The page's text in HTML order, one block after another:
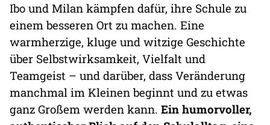
Ibo und Milan kämpfen dafür, ihre Schule zu
einem besseren Ort zu machen. Eine
warmherzige, kluge und witzige Geschichte
über Selbstwirksamkeit, Vielfalt und
Teamgeist – und darüber, dass Veränderung
manchmal im Kleinen beginnt und zu etwas
ganz Großem werden kann. Ein humorvoller,